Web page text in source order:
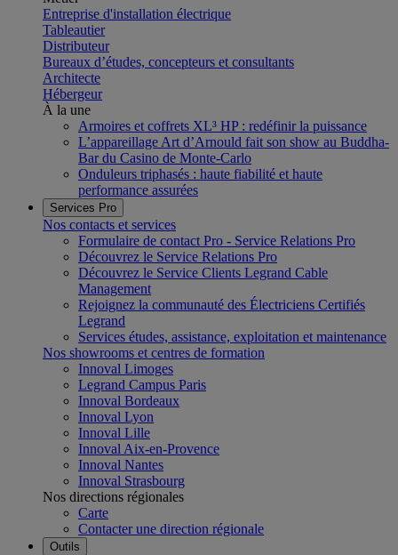
Entreprise d'installation électrique
Tableautier
Distributeur
Bureaux d’études, concepteurs et consultants
Architecte
Hébergeur
À la une
Armoires et coffrets XL³ HP : redéfinir la puissance
L’appareillage Art d’Arnould fait son show au Buddha-
Bar du Casino de Monte-Carlo
Onduleurs triphasés : haute fiabilité et haute
performance assurées
Services Pro
Nos contacts et services
Formulaire de contact Pro - Service Relations Pro
Découvrez le Service Relations Pro
Découvrez le Service Clients Legrand Cable
Management
Rejoignez la communauté des Électriciens Certifiés
Legrand
Services études, assistance, exploitation et maintenance
Nos showrooms et centres de formation
Innoval Limoges
Legrand Campus Paris
Innoval Bordeaux
Innoval Lyon
Innoval Lille
Innoval Aix-en-Provence
Innoval Nantes
Innoval Strasbourg
Nos directions régionales
Carte
Contacter une direction régionale
Outils